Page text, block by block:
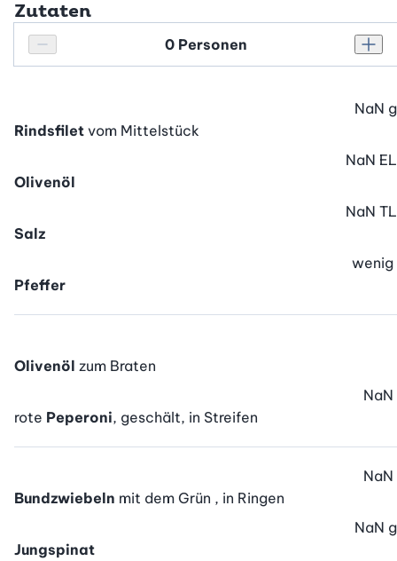
Zutaten
Personenanzahl verringern
Personenanzahl
Rindsfilet vom Mittelstück
NaN g
Olivenöl
NaN EL
Salz
NaN TL
Pfeffer
wenig
Olivenöl zum Braten
rote Peperoni, geschält, in Streifen
NaN
Bundzwiebeln mit dem Grün , in Ringen
NaN
Jungspinat
NaN g